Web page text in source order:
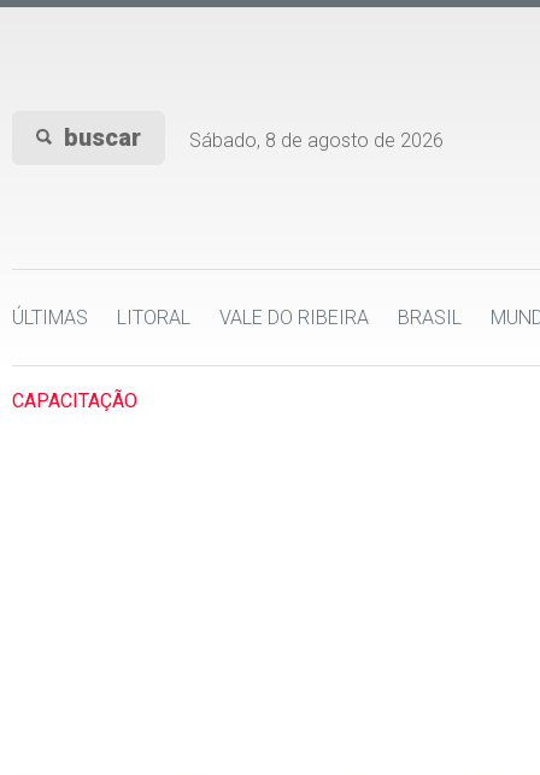
buscar Sábado, 8 de agosto de 2026
ÚLTIMAS LITORAL VALE DO RIBEIRA BRASIL
CAPACITAÇÃO